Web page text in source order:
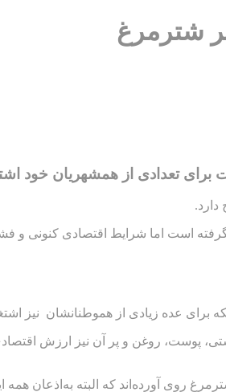
کارآفرینی صورت گرفته است اما شرایط اقتصادی
برای عده‌ زیادی از هموطنانشان نیز
پوست، روغن و پر آن نیز ارزش
روی آورده‌اند که البته به‌اذعان همه